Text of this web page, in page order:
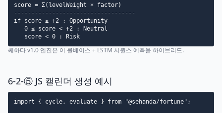
score = Σ(levelWeight × factor)
-----------------------------------
if score ≥ +2 : Opportunity
   0 ≤ score < +2 : Neutral
   score < 0 : Risk
쎄하다 v1.0 엔진은 이 룰베이스 + LSTM 시퀀스 예측을 하이브리드.
6-2-⑤ JS 캘린더 생성 예시
import { cycle, evaluate } from "@sehanda/fortune";